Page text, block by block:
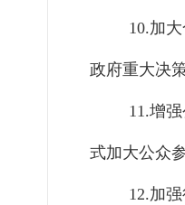
10.加
政府重大决
11.增
式加大公众
12.加